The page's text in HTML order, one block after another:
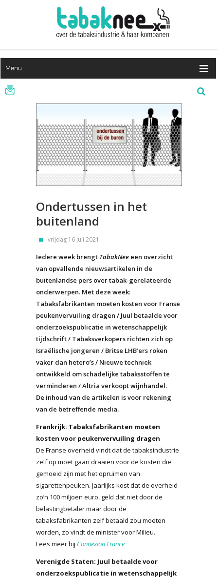
Menu
Ondertussen in het
buitenland
vrijdag 16 juli 2021
Iedere week brengt TabakNee een overzicht
van opvallende nieuwsartikelen in de
buitenlandse pers over tabak-gerelateerde
onderwerpen. Met deze week:
Tabaksfabrikanten moeten kosten voor Franse
peukenvervuiling dragen / Juul betaalde voor
onderzoekspublicatie in wetenschappelijk
tijdschrift / Tabaksverkopers richten zich op
Israëlische jongeren / Britse LHB’ers roken
vaker dan hetero’s / Nieuwe techniek
ontwikkeld om schadelijke tabaksstoffen te
verminderen / Altria verkoopt wijnhandel.
De inhoud van de artikelen is voor rekening
van de betreffende media.
Frankrijk: Tabaksfabrikanten moeten
kosten voor peukenvervuiling dragen
De Franse overheid vindt dat de tabaksindustrie
zelf op moet gaan draaien voor de kosten die
gemoeid zijn met het opruimen van
sigarettenpeuken. Jaarlijks kost dat de overheid
zo’n 100 miljoen euro, geld dat niet door de
belastingbetaler maar door de
tabaksfabrikanten zelf betaald zou moeten
worden, zo vindt de minister voor Milieu.
Lees meer bij Connexion France
Verenigde Staten: Juul betaalde voor
onderzoekspublicatie in wetenschappelijk